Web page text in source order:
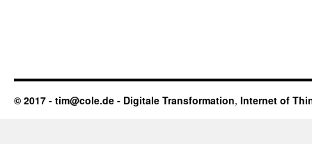
© 2017 - tim@cole.de - Digitale Transformation, Internet of